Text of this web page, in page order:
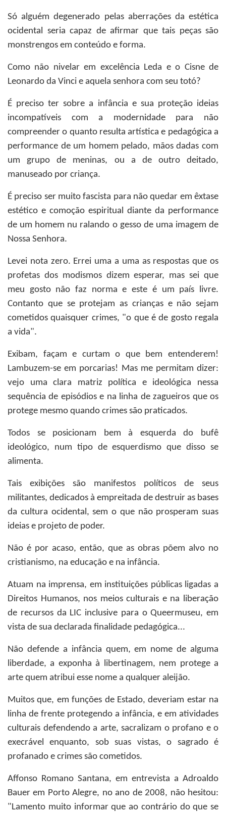
Só alguém degenerado pelas aberrações da estética
ocidental seria capaz de afirmar que tais peças são
monstrengos em conteúdo e forma.
Como não nivelar em excelência Leda e o Cisne de
Leonardo da Vinci e aquela senhora com seu totó?
É preciso ter sobre a infância e sua proteção ideias
incompatíveis com a modernidade para não
compreender o quanto resulta artística e pedagógica a
performance de um homem pelado, mãos dadas com
um grupo de meninas, ou a de outro deitado,
manuseado por criança.
É preciso ser muito fascista para não quedar em êxtase
estético e comoção espiritual diante da performance
de um homem nu ralando o gesso de uma imagem de
Nossa Senhora.
Levei nota zero. Errei uma a uma as respostas que os
profetas dos modismos dizem esperar, mas sei que
meu gosto não faz norma e este é um país livre.
Contanto que se protejam as crianças e não sejam
cometidos quaisquer crimes, "o que é de gosto regala
a vida".
Exibam, façam e curtam o que bem entenderem!
Lambuzem-se em porcarias! Mas me permitam dizer:
vejo uma clara matriz política e ideológica nessa
sequência de episódios e na linha de zagueiros que os
protege mesmo quando crimes são praticados.
Todos se posicionam bem à esquerda do bufê
ideológico, num tipo de esquerdismo que disso se
alimenta.
Tais exibições são manifestos políticos de seus
militantes, dedicados à empreitada de destruir as bases
da cultura ocidental, sem o que não prosperam suas
ideias e projeto de poder.
Não é por acaso, então, que as obras põem alvo no
cristianismo, na educação e na infância.
Atuam na imprensa, em instituições públicas ligadas a
Direitos Humanos, nos meios culturais e na liberação
de recursos da LIC inclusive para o Queermuseu, em
vista de sua declarada finalidade pedagógica...
Não defende a infância quem, em nome de alguma
liberdade, a exponha à libertinagem, nem protege a
arte quem atribui esse nome a qualquer aleijão.
Muitos que, em funções de Estado, deveriam estar na
linha de frente protegendo a infância, e em atividades
culturais defendendo a arte, sacralizam o profano e o
execrável enquanto, sob suas vistas, o sagrado é
profanado e crimes são cometidos.
Affonso Romano Santana, em entrevista a Adroaldo
Bauer em Porto Alegre, no ano de 2008, não hesitou:
"Lamento muito informar que ao contrário do que se